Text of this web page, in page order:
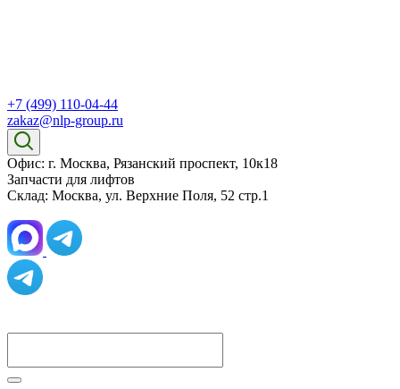
+7 (499) 110-04-44
zakaz@nlp-group.ru
Офис: г. Москва, Рязанский проспект, 10к18
Запчасти для лифтов
Склад: Москва, ул. Верхние Поля, 52 стр.1